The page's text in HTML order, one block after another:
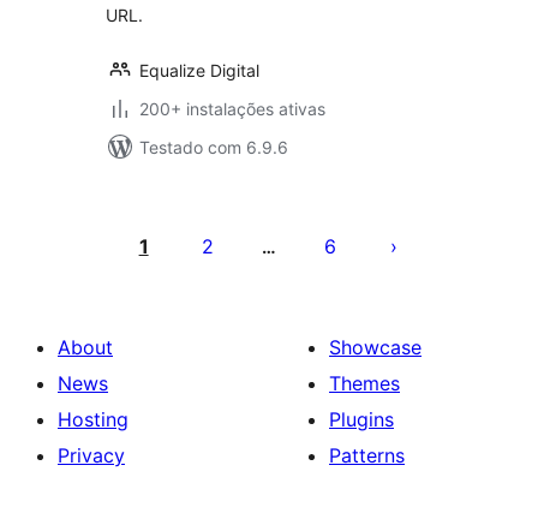
URL.
Equalize Digital
200+ instalações ativas
Testado com 6.9.6
pagination
1 2 … 6
About
News
Hosting
Privacy
Showcase
Themes
Plugins
Patterns